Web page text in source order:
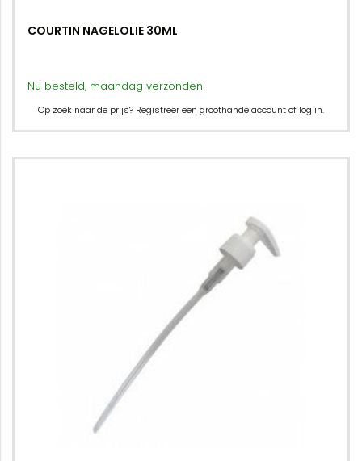
COURTIN NAGELOLIE 30ML
Nu besteld, maandag verzonden
Op zoek naar de prijs? Registreer een groothandelaccount of log in.